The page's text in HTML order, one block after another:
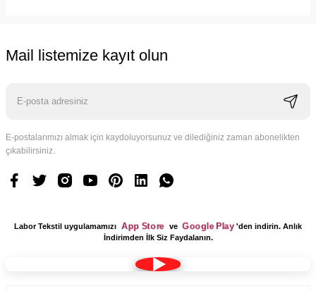
Mail listemize kayıt olun
E-postalarımızı almak için kaydoluyorsunuz ve dilediğiniz zaman abonelikten
çıkabilirsiniz.
Labor Tekstil uygulamamızı App Store ve Google Play 'den indirin. Anlık
İndirimden İlk Siz Faydalanın.